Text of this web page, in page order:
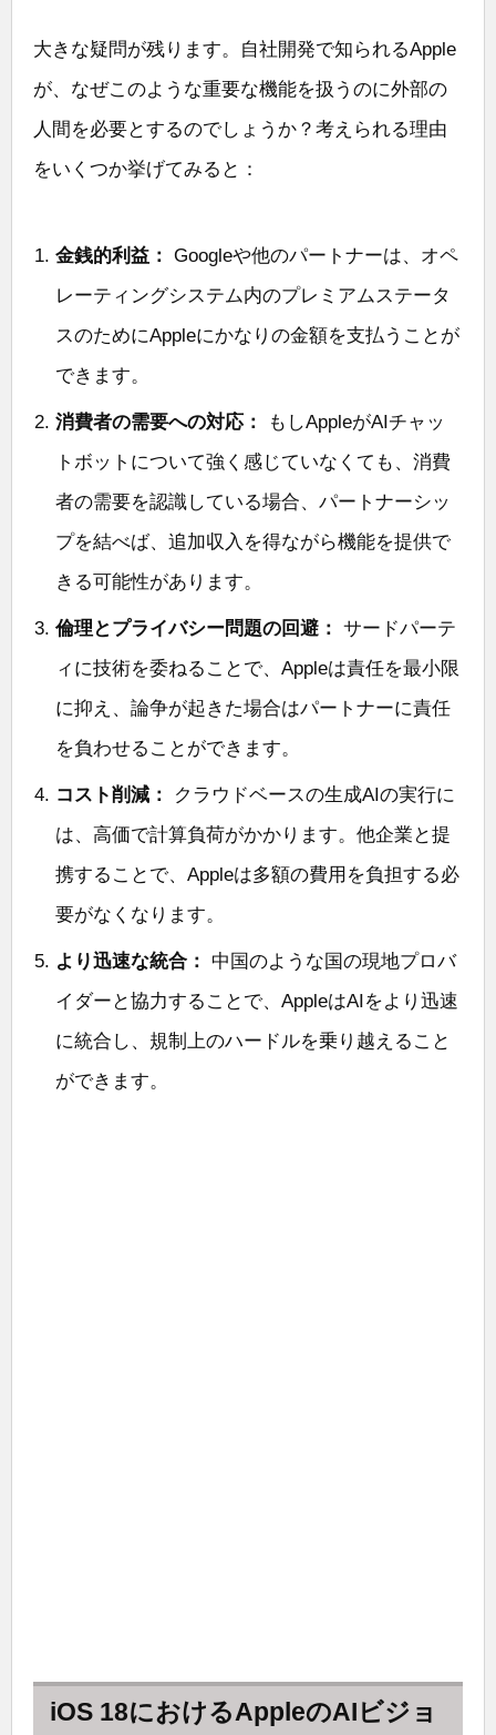
大きな疑問が残ります。自社開発で知られるApple
が、なぜこのような重要な機能を扱うのに外部の
人間を必要とするのでしょうか？考えられる理由
をいくつか挙げてみると：
金銭的利益： Googleや他のパートナーは、オペ
レーティングシステム内のプレミアムステータ
スのためにAppleにかなりの金額を支払うことが
できます。
消費者の需要への対応：
もしAppleがAIチャッ
トボットについて強く感じていなくても、消費
者の需要を認識している場合、パートナーシッ
プを結べば、追加収入を得ながら機能を提供で
きる可能性があります。
倫理とプライバシー問題の回避： サードパーテ
ィに技術を委ねることで、Appleは責任を最小限
に抑え、論争が起きた場合はパートナーに責任
を負わせることができます。
コスト削減：
クラウドベースの生成AIの実行に
は、高価で計算負荷がかかります。他企業と提
携することで、Appleは多額の費用を負担する必
要がなくなります。
より迅速な統合：
中国のような国の現地プロバ
イダーと協力することで、AppleはAIをより迅速
に統合し、規制上のハードルを乗り越えること
ができます。
iOS 18におけるAppleのAIビジョ